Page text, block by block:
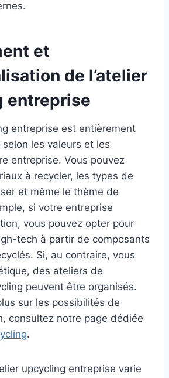
et
de l’atelier
entreprise
entreprise est entièrement
les valeurs et les
entreprise. Vous pouvez
à recycler, les types de
et même le thème de
si votre entreprise
vous pouvez opter pour
tech à partir de composants
Si, au contraire, vous
des ateliers de
peuvent être organisés.
sur les possibilités de
consultez notre page dédiée
.
upcycling entreprise varie